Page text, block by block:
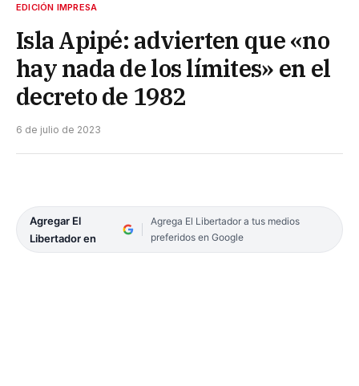
EDICIÓN IMPRESA
Isla Apipé: advierten que «no
hay nada de los límites» en el
decreto de 1982
6 de julio de 2023
Agregar El
Libertador en
Agrega El Libertador a tus medios
preferidos en Google